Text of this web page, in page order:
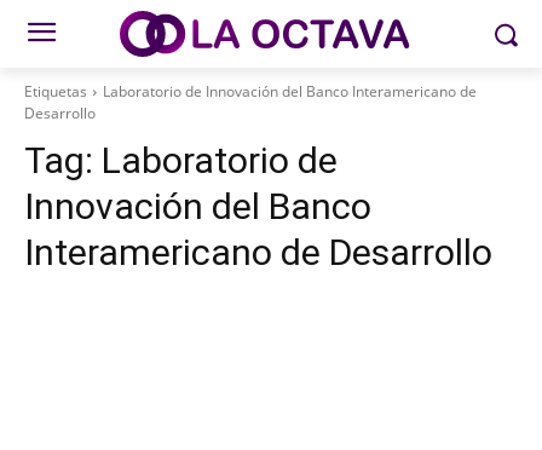
Etiquetas
Laboratorio de Innovación del Banco Interamericano de
Desarrollo
Tag: Laboratorio de
Innovación del Banco
Interamericano de Desarrollo